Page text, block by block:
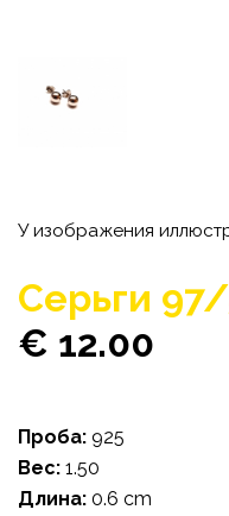
У изображения
Серьги
€ 12.00
Проба: 925
Bес: 1.50
Длина: 0.6 cm